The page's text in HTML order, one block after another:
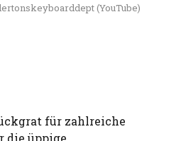
(YouTube)
für zahlreiche
die üppige